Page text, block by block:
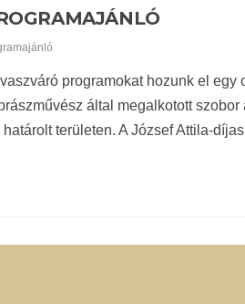
programokat hozunk el
által megalkotott
területen. A József Attila-